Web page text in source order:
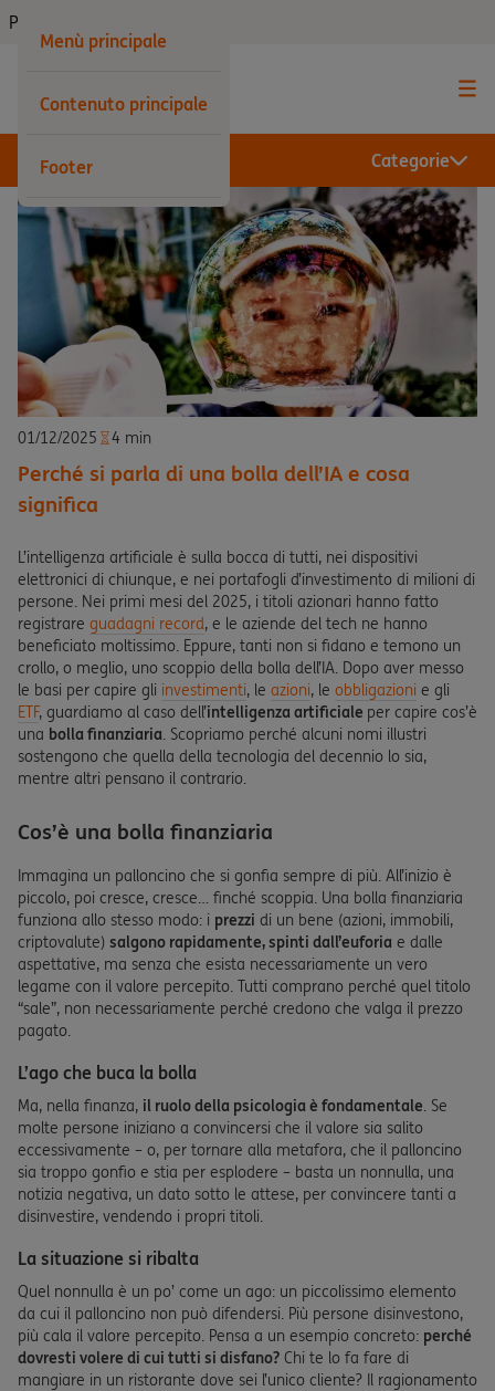
Menù principale
Contenuto principale
Footer
Privati
Categorie
01/12/2025 4 min
Perché si parla di una bolla dell’IA e cosa
significa
L’intelligenza artificiale è sulla bocca di tutti, nei dispositivi
elettronici di chiunque, e nei portafogli d’investimento di milioni di
persone. Nei primi mesi del 2025, i titoli azionari hanno fatto
registrare guadagni record, e le aziende del tech ne hanno
beneficiato moltissimo. Eppure, tanti non si fidano e temono un
crollo, o meglio, uno scoppio della bolla dell’IA. Dopo aver messo
le basi per capire gli investimenti, le azioni, le obbligazioni e gli
ETF, guardiamo al caso dell’intelligenza artificiale per capire cos’è
una bolla finanziaria. Scopriamo perché alcuni nomi illustri
sostengono che quella della tecnologia del decennio lo sia,
mentre altri pensano il contrario.
Cos’è una bolla finanziaria
Immagina un palloncino che si gonfia sempre di più. All’inizio è
piccolo, poi cresce, cresce… finché scoppia. Una bolla finanziaria
funziona allo stesso modo: i prezzi di un bene (azioni, immobili,
criptovalute) salgono rapidamente, spinti dall’euforia e dalle
aspettative, ma senza che esista necessariamente un vero
legame con il valore percepito. Tutti comprano perché quel titolo
“sale”, non necessariamente perché credono che valga il prezzo
pagato.
L’ago che buca la bolla
Ma, nella finanza, il ruolo della psicologia è fondamentale. Se
molte persone iniziano a convincersi che il valore sia salito
eccessivamente – o, per tornare alla metafora, che il palloncino
sia troppo gonfio e stia per esplodere – basta un nonnulla, una
notizia negativa, un dato sotto le attese, per convincere tanti a
disinvestire, vendendo i propri titoli.
La situazione si ribalta
Quel nonnulla è un po’ come un ago: un piccolissimo elemento
da cui il palloncino non può difendersi. Più persone disinvestono,
più cala il valore percepito. Pensa a un esempio concreto: perché
dovresti volere di cui tutti si disfano? Chi te lo fa fare di
mangiare in un ristorante dove sei l’unico cliente? Il ragionamento